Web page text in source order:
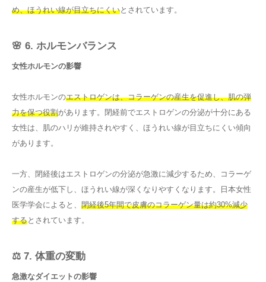
め、ほうれい線が目立ちにくいとされています。
🌸 6. ホルモンバランス
女性ホルモンの影響
女性ホルモンのエストロゲンは、コラーゲンの産生を促進し、肌の弾
力を保つ役割があります。閉経前でエストロゲンの分泌が十分にある
女性は、肌のハリが維持されやすく、ほうれい線が目立ちにくい傾向
があります。
一方、閉経後はエストロゲンの分泌が急激に減少するため、コラーゲ
ンの産生が低下し、ほうれい線が深くなりやすくなります。日本女性
医学学会によると、 閉経後5年間で皮膚のコラーゲン量は約30%減少
するとされています。
⚖️ 7. 体重の変動
急激なダイエットの影響